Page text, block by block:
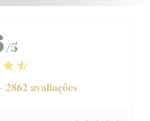
/5
2862 avaliações